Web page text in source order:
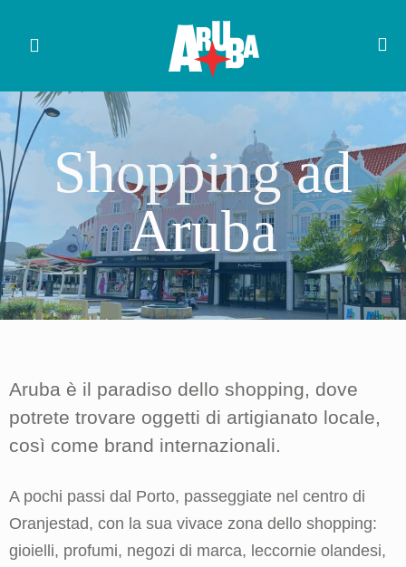
Shopping ad
Aruba
Aruba è il paradiso dello shopping, dove
potrete trovare oggetti di artigianato locale,
così come brand internazionali.
A pochi passi dal Porto, passeggiate nel centro di
Oranjestad, con la sua vivace zona dello shopping:
gioielli, profumi, negozi di marca, leccornie olandesi,